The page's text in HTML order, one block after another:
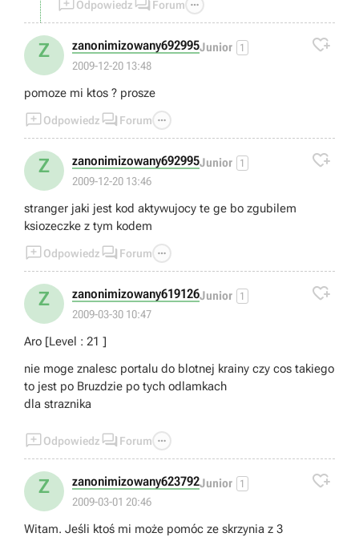
Odpowiedz  Forum 
Z zanonimizowany692995Junior 1
2009-12-20 13:48

pomoze mi ktos ? prosze
Odpowiedz  Forum 
Z zanonimizowany692995Junior 1
2009-12-20 13:46

stranger jaki jest kod aktywujocy te ge bo zgubilem
ksiozeczke z tym kodem
Odpowiedz  Forum 
Z zanonimizowany619126Junior 1
2009-03-30 10:47

Aro [Level : 21 ]
nie moge znalesc portalu do blotnej krainy czy cos takiego
to jest po Bruzdzie po tych odlamkach
dla straznika
Odpowiedz  Forum 
Z zanonimizowany623792Junior 1
2009-03-01 20:46

Witam. Jeśli ktoś mi może pomóc ze skrzynia z 3